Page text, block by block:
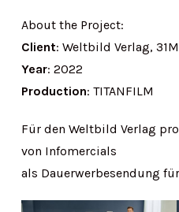
About the Project:
Client: Weltbild Verlag,
Year: 2022
Production: TITANFILM
Für den Weltbild Verlag
von Infomercials
als Dauerwerbesendung